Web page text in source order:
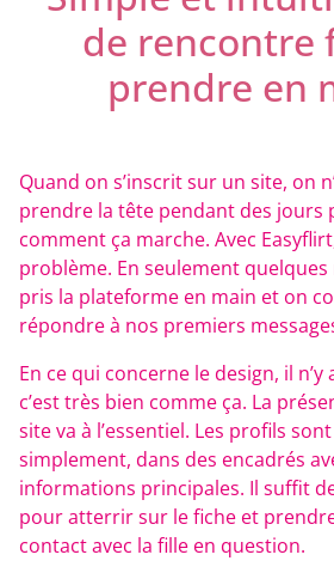
de rencontre
prendre en
Quand on s’inscrit sur un site, on
prendre la tête pendant des
comment ça marche. Avec
problème. En seulement
pris la plateforme en main et on
répondre à nos premiers
En ce qui concerne le design, il
c’est très bien comme ça. La
site va à l’essentiel. Les profils
simplement, dans des encadrés
informations principales. Il suffit
pour atterrir sur le fiche et
contact avec la fille en question.